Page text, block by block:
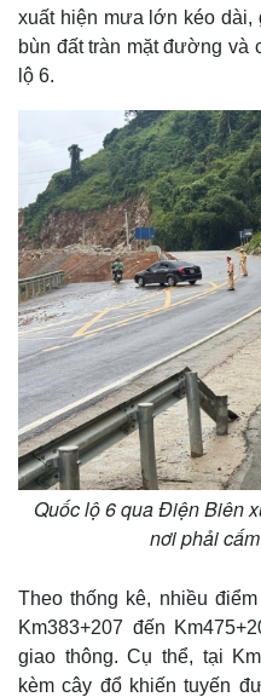
xuất hiện mưa lớn kéo
bùn đất tràn mặt đường và
lộ 6.
Quốc lộ 6 qua Điện Biên
nơi phải
Theo thống kê, nhiều
Km383+207 đến
giao thông. Cụ thể, tại
kèm cây đổ khiến tuyến